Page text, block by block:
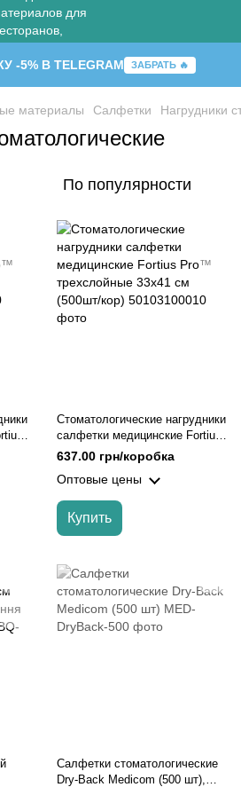
-5% В TELEGRAM ЗАБРАТЬ 🔥
материалы Салфетки Нагрудники
По популярности
Стоматологические нагрудники
салфетки медицинские Fortius
Pro™ трехслойные 33х41 см
(500шт/кор), Белый
637.00 грн/коробка
Оптовые цены
Купить
Салфетки стоматологические
Dry-Back Medicom (500 шт),